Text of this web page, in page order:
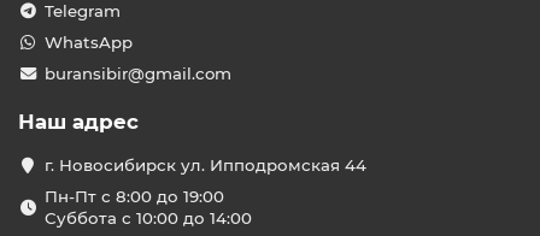
Telegram
WhatsApp
buransibir@gmail.com
Наш адрес
г. Новосибирск ул. Ипподромская 44
Пн-Пт с 8:00 до 19:00
Суббота с 10:00 до 14:00